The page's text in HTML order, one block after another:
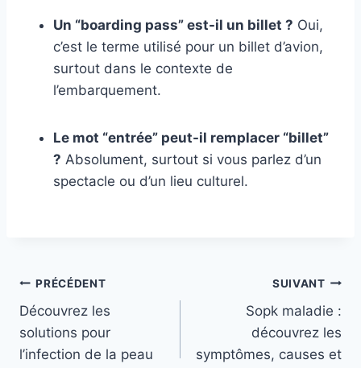
Un “boarding pass” est-il un billet ? Oui,
c’est le terme utilisé pour un billet d’avion,
surtout dans le contexte de
l’embarquement.
Le mot “entrée” peut-il remplacer “billet”
? Absolument, surtout si vous parlez d’un
spectacle ou d’un lieu culturel.
Navigation
de
l’article
PRÉCÉDENT
Découvrez les
solutions pour
l’infection de la peau
SUIVANT
Sopk maladie :
découvrez les
symptômes, causes et